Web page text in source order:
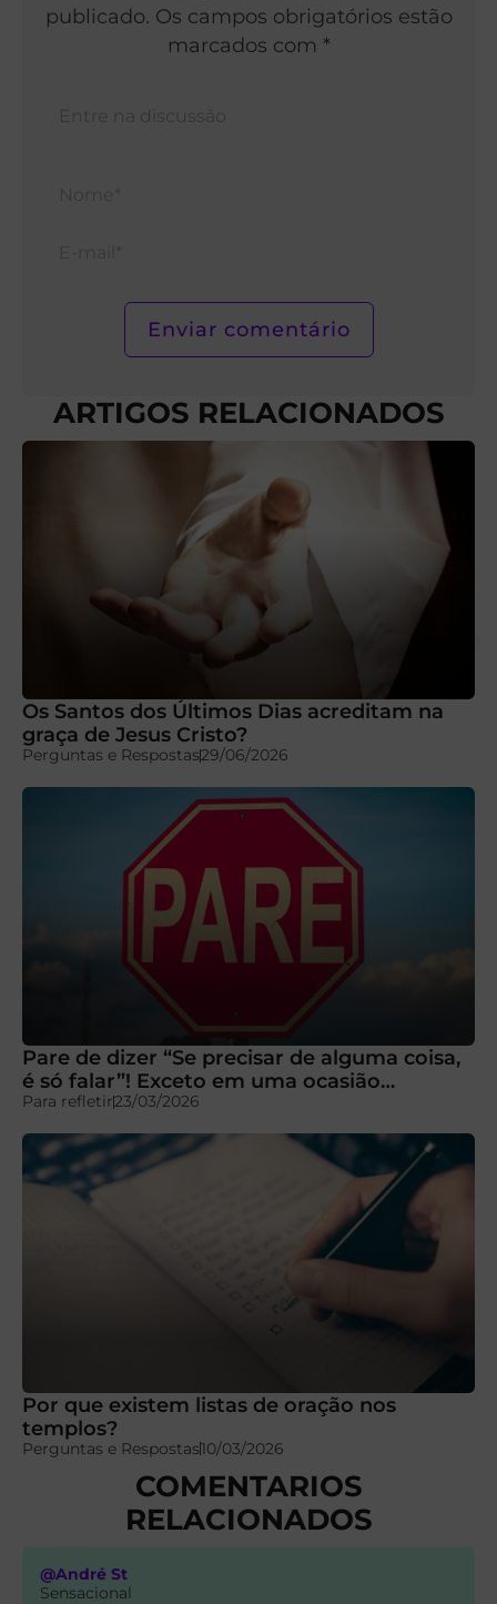
publicado. Os campos obrigatórios estão
marcados com *
ARTIGOS RELACIONADOS
Os Santos dos Últimos Dias acreditam na
graça de Jesus Cristo?
Perguntas e Respostas29/06/2026
Pare de dizer “Se precisar de alguma coisa,
é só falar”! Exceto em uma ocasião…
Para refletir23/03/2026
Por que existem listas de oração nos
templos?
Perguntas e Respostas10/03/2026
COMENTARIOS
RELACIONADOS
@André St
Sensacional